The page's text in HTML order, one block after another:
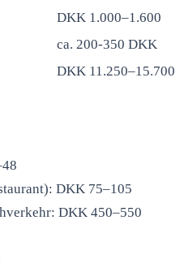
DKK 1.000–1.600
ca. 200-350 DKK
DKK 11.250–15.700
DKK 75–105
DKK 450–550